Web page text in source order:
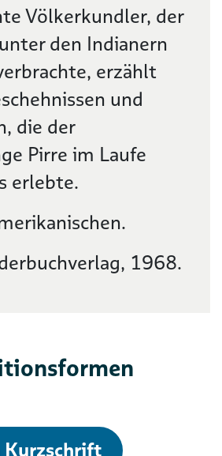
Völkerkundler, der
den Indianern
erzählt
und
die der
Pirre im Laufe
erlebte.
1968.
Kurzschrift